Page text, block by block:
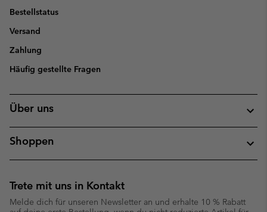
Bestellstatus
Versand
Zahlung
Häufig gestellte Fragen
Über uns
Shoppen
Trete mit uns in Kontakt
Melde dich für unseren Newsletter an und erhalte 10 % Rabatt